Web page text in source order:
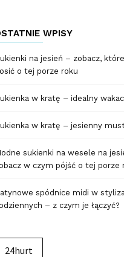
WPISY
na jesień – zobacz,
o tej porze roku
w kratę – idealny
w kratę – jesienny
sukienki na wesele na
w czym pójść o tej porze
spódnice midi w
– z czym je łączyć?
24hurt